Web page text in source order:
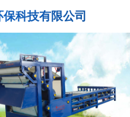
科技有限公司